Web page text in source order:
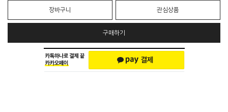
장바구니 관심상품
구매하기